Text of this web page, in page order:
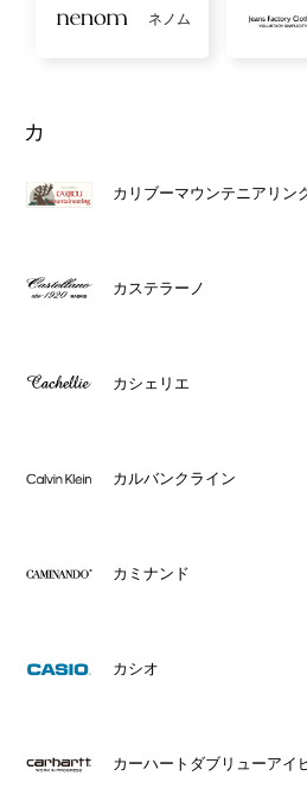
ネノム
カ
カリブーマウンテニアリン
カステラーノ
カシェリエ
カルバンクライン
カミナンド
カシオ
カーハートダブリューアイ